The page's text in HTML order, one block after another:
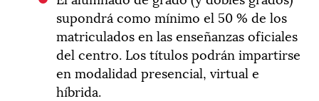
supondrá como mínimo el 50 % de los
matriculados en las enseñanzas oficiales
del centro. Los títulos podrán impartirse
en modalidad presencial, virtual e
híbrida.